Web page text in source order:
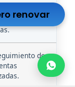
de contacto,
de
renovar